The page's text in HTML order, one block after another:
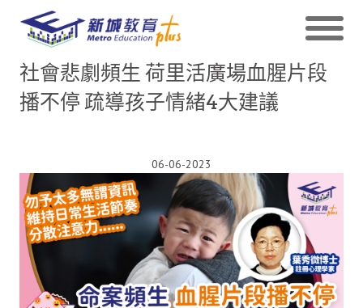
社會悲劇頻生 荷里活廣場血腥片段
播不停 疏導孩子情緒4大建議
06-06-2023